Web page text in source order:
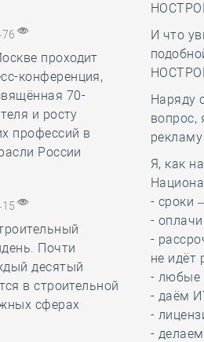
проходит
конференция,
70-
и росту
профессий в
России
Почти
десятый
в строительной
сферах
И что
Наряду
вопрос,
Я, как
- сроки
-
-
не идёт
- любые
- даём
-
-